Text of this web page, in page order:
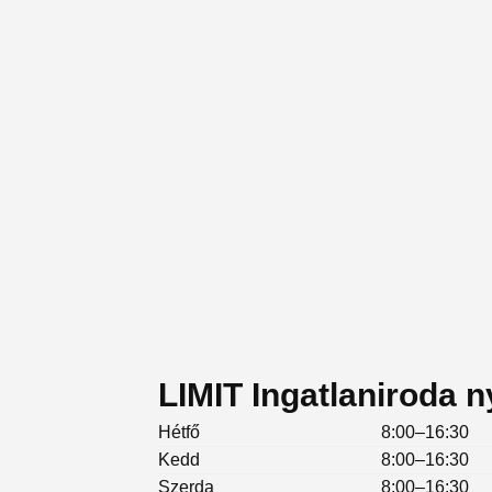
LIMIT Ingatlaniroda
Hétfő
8:00–16:30
Kedd
8:00–16:30
Szerda
8:00–16:30